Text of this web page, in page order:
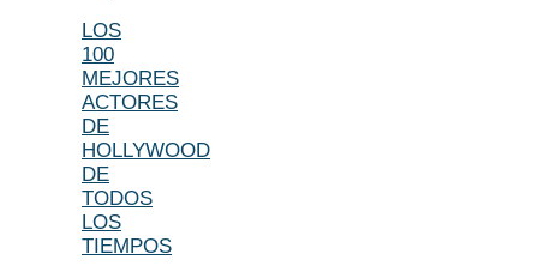
LOS
100
MEJORES
ACTORES
DE
HOLLYWOOD
DE
TODOS
LOS
TIEMPOS